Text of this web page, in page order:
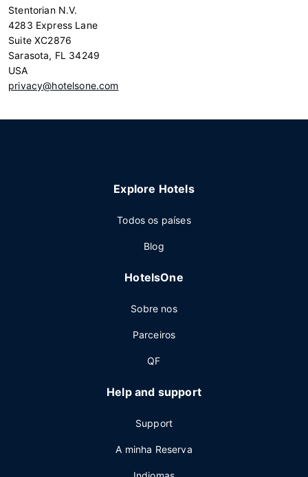
Stentorian N.V.
4283 Express Lane
Suite XC2876
Sarasota, FL 34249
USA
privacy@hotelsone.com
Explore Hotels
Todos os países
Blog
HotelsOne
Sobre nos
Parceiros
QF
Help and support
Support
A minha Reserva